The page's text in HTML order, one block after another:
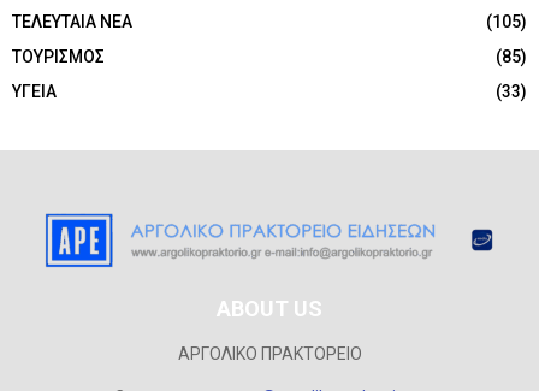
ΤΕΛΕΥΤΑΙΑ ΝΕΑ
(105)
ΤΟΥΡΙΣΜΟΣ
(85)
ΥΓΕΙΑ
(33)
ABOUT US
ΑΡΓΟΛΙΚΟ ΠΡΑΚΤΟΡΕΙΟ